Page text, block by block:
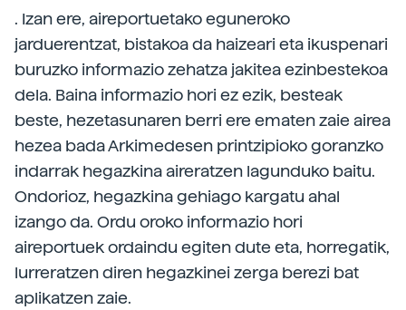
. Izan ere, aireportuetako eguneroko
jarduerentzat, bistakoa da haizeari eta ikuspenari
buruzko informazio zehatza jakitea ezinbestekoa
dela. Baina informazio hori ez ezik, besteak
beste, hezetasunaren berri ere ematen zaie airea
hezea bada Arkimedesen printzipioko goranzko
indarrak hegazkina aireratzen lagunduko baitu.
Ondorioz, hegazkina gehiago kargatu ahal
izango da. Ordu oroko informazio hori
aireportuek ordaindu egiten dute eta, horregatik,
lurreratzen diren hegazkinei zerga berezi bat
aplikatzen zaie.